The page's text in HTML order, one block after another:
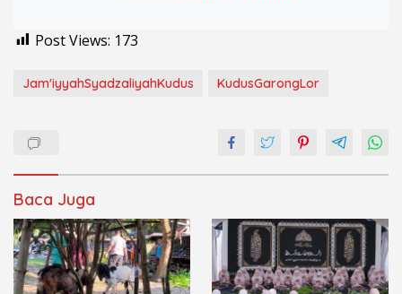
Post Views: 173
Jam'iyyahSyadzaliyahKudus KudusGarongLor
Baca Juga